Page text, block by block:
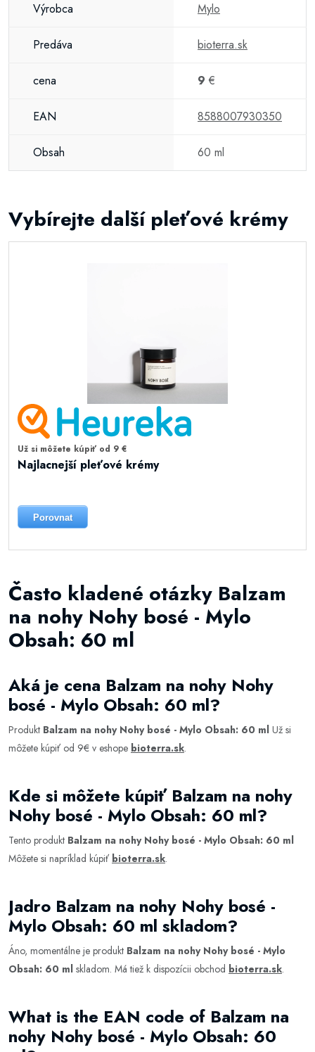
Výrobca Mylo
Predáva bioterra.sk
cena 9 €
EAN 8588007930350
Obsah 60 ml
Vybírejte další pleťové krémy
Už si môžete kúpiť od 9 €
Najlacnejší pleťové krémy
Porovnat
Často kladené otázky Balzam
na nohy Nohy bosé - Mylo
Obsah: 60 ml
Aká je cena Balzam na nohy Nohy
bosé - Mylo Obsah: 60 ml?
Produkt Balzam na nohy Nohy bosé - Mylo Obsah: 60 ml Už si
môžete kúpiť od 9€ v eshope bioterra.sk.
Kde si môžete kúpiť Balzam na nohy
Nohy bosé - Mylo Obsah: 60 ml?
Tento produkt Balzam na nohy Nohy bosé - Mylo Obsah: 60 ml
Môžete si napríklad kúpiť bioterra.sk.
Jadro Balzam na nohy Nohy bosé -
Mylo Obsah: 60 ml skladom?
Áno, momentálne je produkt Balzam na nohy Nohy bosé - Mylo
Obsah: 60 ml skladom. Má tiež k dispozícii obchod bioterra.sk.
What is the EAN code of Balzam na
nohy Nohy bosé - Mylo Obsah: 60